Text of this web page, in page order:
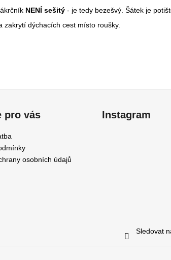
NENÍ sešitý - je tedy bezešvý. Šátek je
dýchacích cest místo roušky.
pro vás
osobních údajů
Instagram
Sledovat